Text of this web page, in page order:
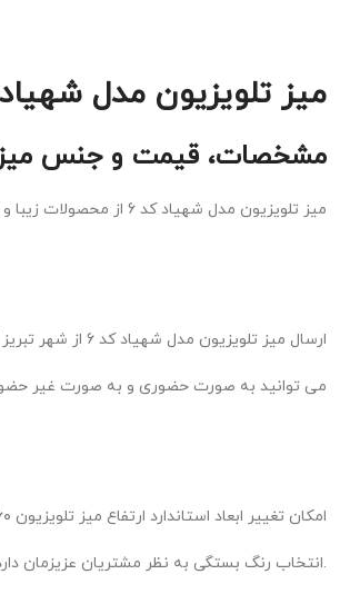
میز تلویزیون مدل شهیاد کد 6-
مشخصات، قیمت و جنس میز
میز تلویزیون مدل شهیاد کد 6 از محصولات زیبا و با کیفیت و پرفروش تولیدی رضوی می باشد که از جنس چوب راش بوده و در طول ۱۸۰ سانتی متر قابلیت تولید را دارد.
ارسال میز تلویزیون مدل شهیاد کد 6 از شهر تبریز انجام میشود تولیدی ما در
می توانید به صورت حضوری و به صورت غیر
امکان تغییر ابعاد استاندارد ارتفاع میز تلویزیون ۶۰ سانتی متر و عرض آن ۴۲ سانتیمتر
.انتخاب رنگ بستگی به نظر مشتریان عزیزمان